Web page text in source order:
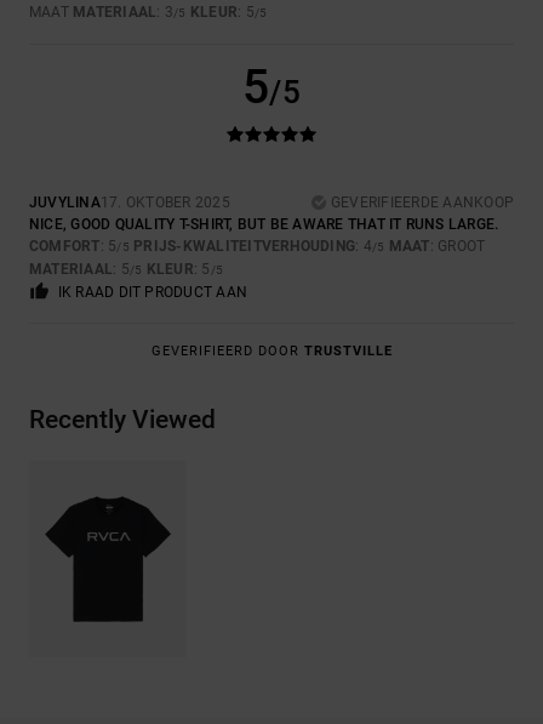
MAAT MATERIAAL: 3/5 KLEUR: 5/5
5/5
JUVYLINA17. OKTOBER 2025
GEVERIFIEERDE AANKOOP
NICE, GOOD QUALITY T-SHIRT, BUT BE AWARE THAT IT RUNS LARGE.
COMFORT: 5/5 PRIJS-KWALITEITVERHOUDING: 4/5 MAAT: GROOT
MATERIAAL: 5/5 KLEUR: 5 /5
IK RAAD DIT PRODUCT AAN
GEVERIFIEERD DOOR TRUSTVILLE
Recently Viewed